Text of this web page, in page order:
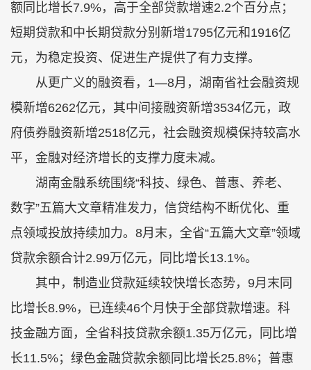
额同比增长7.9%，高于全部贷款增速2.2个百分点；
短期贷款和中长期贷款分别新增1795亿元和1916亿
元，为稳定投资、促进生产提供了有力支撑。
从更广义的融资看，1—8月，湖南省社会融资规
模新增6262亿元，其中间接融资新增3534亿元，政
府债券融资新增2518亿元，社会融资规模保持较高水
平，金融对经济增长的支撑力度未减。
湖南金融系统围绕“科技、绿色、普惠、养老、
数字”五篇大文章精准发力，信贷结构不断优化、重
点领域投放持续加力。8月末，全省“五篇大文章”领域
贷款余额合计2.99万亿元，同比增长13.1%。
其中，制造业贷款延续较快增长态势，9月末同
比增长8.9%，已连续46个月快于全部贷款增速。科
技金融方面，全省科技贷款余额1.35万亿元，同比增
长11.5%；绿色金融贷款余额同比增长25.8%；普惠